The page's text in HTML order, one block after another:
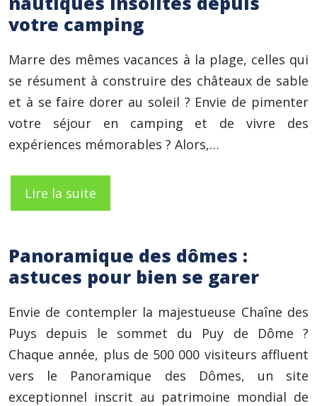
votre camping
Marre des mêmes vacances à la plage, celles qui
se résument à construire des châteaux de sable
et à se faire dorer au soleil ? Envie de pimenter
votre séjour en camping et de vivre des
expériences mémorables ? Alors,…
Lire la suite
Panoramique des dômes :
astuces pour bien se garer
Envie de contempler la majestueuse Chaîne des
Puys depuis le sommet du Puy de Dôme ?
Chaque année, plus de 500 000 visiteurs affluent
vers le Panoramique des Dômes, un site
exceptionnel inscrit au patrimoine mondial de